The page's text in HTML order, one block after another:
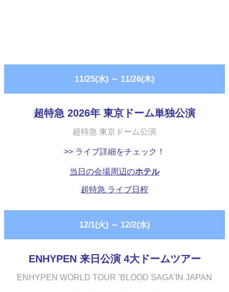
11/25(水) ～ 11/26(木)
超特急 2026年 東京ドーム単独公演
超特急 東京ドーム公演
>> ライブ詳細をチェック！
当日の会場周辺のホテル
超特急 ライブ日程
12/1(火) ～ 12/2(水)
ENHYPEN 来日公演 4大ドームツアー
ENHYPEN WORLD TOUR ’BLOOD SAGA’IN JAPAN